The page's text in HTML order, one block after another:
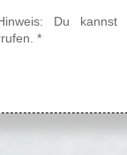
Du
*